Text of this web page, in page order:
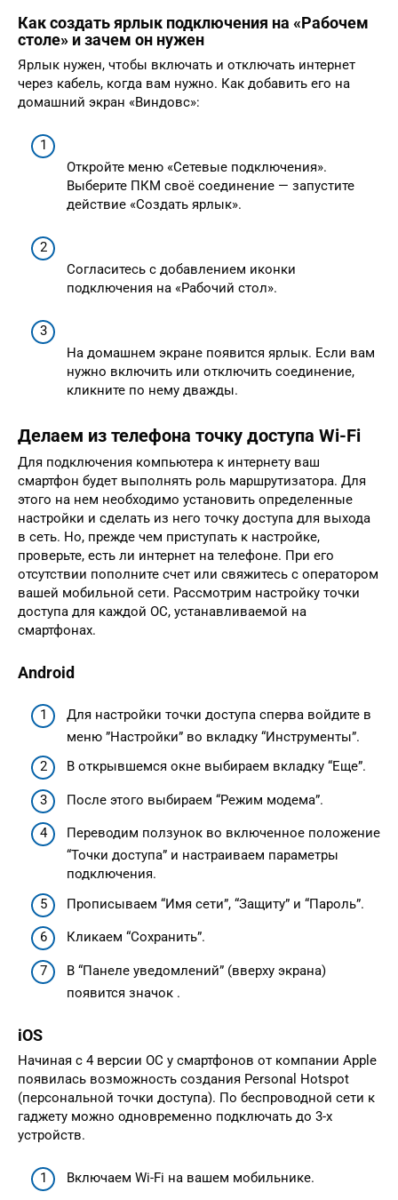
Как создать ярлык подключения на «Рабочем
столе» и зачем он нужен
Ярлык нужен, чтобы включать и отключать интернет
через кабель, когда вам нужно. Как добавить его на
домашний экран «Виндовс»:
Откройте меню «Сетевые подключения».
Выберите ПКМ своё соединение — запустите
действие «Создать ярлык».
Согласитесь с добавлением иконки
подключения на «Рабочий стол».
На домашнем экране появится ярлык. Если вам
нужно включить или отключить соединение,
кликните по нему дважды.
Делаем из телефона точку доступа Wi-Fi
Для подключения компьютера к интернету ваш
смартфон будет выполнять роль маршрутизатора. Для
этого на нем необходимо установить определенные
настройки и сделать из него точку доступа для выхода
в сеть. Но, прежде чем приступать к настройке,
проверьте, есть ли интернет на телефоне. При его
отсутствии пополните счет или свяжитесь с оператором
вашей мобильной сети. Рассмотрим настройку точки
доступа для каждой ОС, устанавливаемой на
смартфонах.
Android
Для настройки точки доступа сперва войдите в
меню ”Настройки” во вкладку “Инструменты”.
В открывшемся окне выбираем вкладку “Еще”.
После этого выбираем “Режим модема”.
Переводим ползунок во включенное положение
“Точки доступа” и настраиваем параметры
подключения.
Прописываем “Имя сети”, “Защиту” и “Пароль”.
Кликаем “Сохранить”.
В “Панеле уведомлений” (вверху экрана)
появится значок .
iOS
Начиная с 4 версии ОС у смартфонов от компании Apple
появилась возможность создания Personal Hotspot
(персональной точки доступа). По беспроводной сети к
гаджету можно одновременно подключать до 3-х
устройств.
Включаем Wi-Fi на вашем мобильнике.